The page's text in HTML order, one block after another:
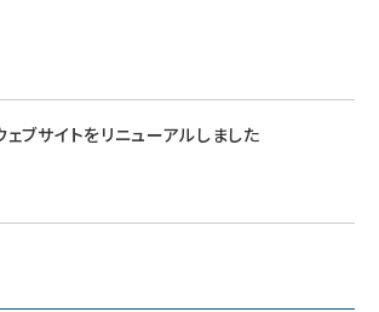
ェブサイトをリニューアルしました